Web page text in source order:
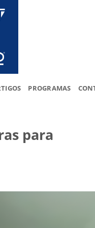
PROGRAMAS
para